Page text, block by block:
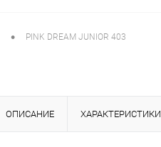
• PINK DREAM JUNIOR 403
ОПИСАНИЕ ХАРАКТЕРИСТИКИ